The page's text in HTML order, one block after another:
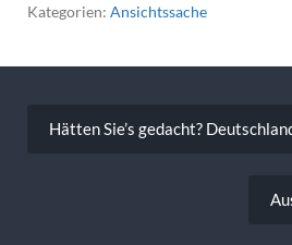
Kategorien: Ansichtssache
Hätten Sie’s gedacht?